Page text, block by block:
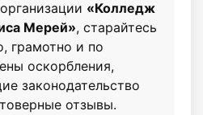
«Колледж
Мерей», старайтесь
грамотно и по
оскорбления,
законодательство
отзывы.